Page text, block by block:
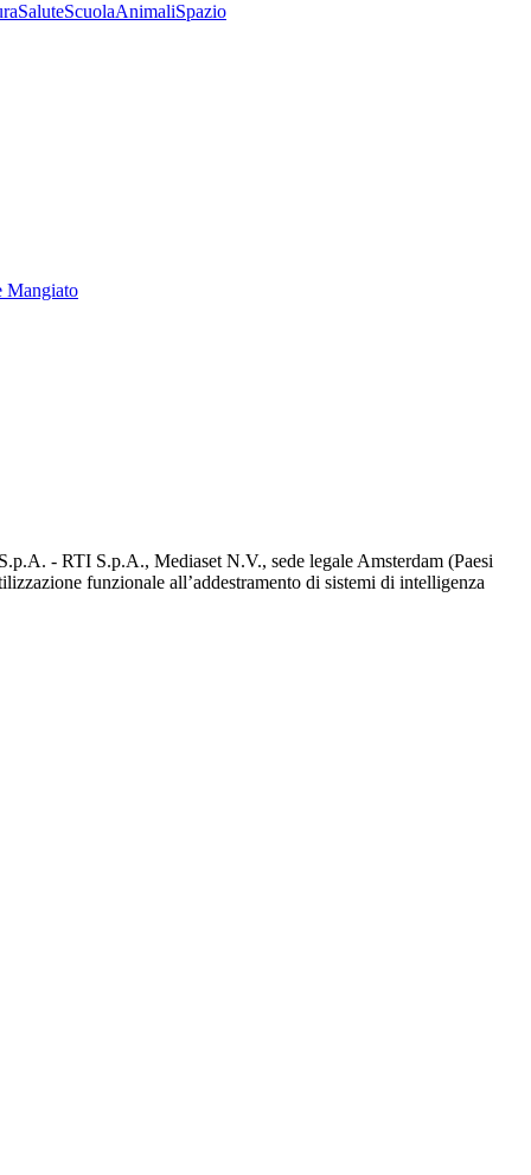
SaluteScuolaAnimaliSpazio
Mangiato
- RTI S.p.A., Mediaset N.V., sede legale Amsterdam (Paesi
funzionale all’addestramento di sistemi di intelligenza